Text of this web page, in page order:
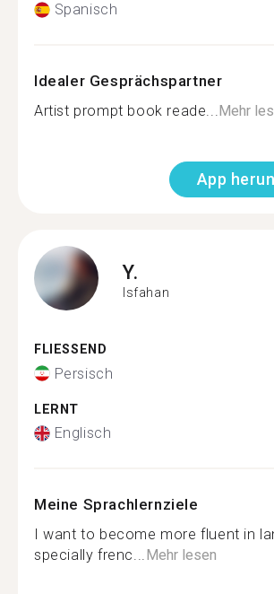
Spanisch
Idealer Gesprächspartner
Artist prompt book reade...Mehr
App
Y.
Isfahan
FLIESSEND
Persisch
LERNT
Englisch
Meine Sprachlernziele
I want to become more fluent in
specially frenc...Mehr lesen